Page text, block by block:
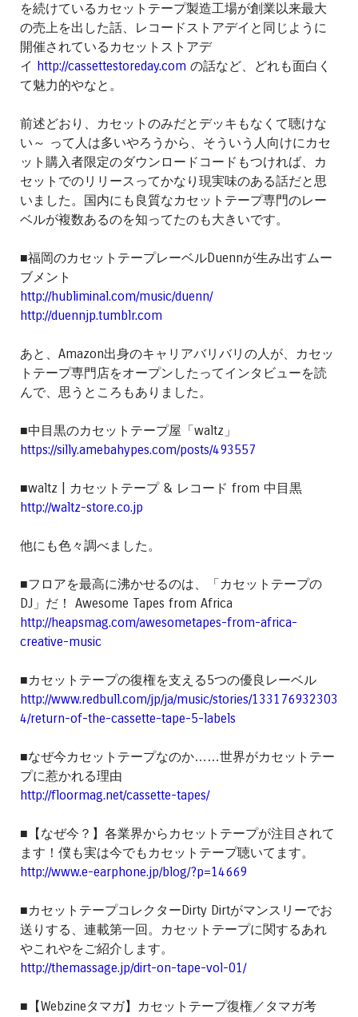
を続けているカセットテープ製造工場が創業以来最大
の売上を出した話、レコードストアデイと同じように
開催されているカセットストアデ
イ http://cassettestoreday.com の話など、どれも面白く
て魅力的やなと。
前述どおり、カセットのみだとデッキもなくて聴けな
い～ って人は多いやろうから、そういう人向けにカセ
ット購入者限定のダウンロードコードもつければ、カ
セットでのリリースってかなり現実味のある話だと思
いました。国内にも良質なカセットテープ専門のレー
ベルが複数あるのを知ってたのも大きいです。
■福岡のカセットテープレーベルDuennが生み出すムー
ブメント
http://hubliminal.com/music/duenn/
http://duennjp.tumblr.com
あと、Amazon出身のキャリアバリバリの人が、カセッ
トテープ専門店をオープンしたってインタビューを読
んで、思うところもありました。
■中目黒のカセットテープ屋「waltz」
https://silly.amebahypes.com/posts/493557
■waltz | カセットテープ & レコード from 中目黒
http://waltz-store.co.jp
他にも色々調べました。
■フロアを最高に沸かせるのは、「カセットテープの
DJ」だ！ Awesome Tapes from Africa
http://heapsmag.com/awesometapes-from-africa-
creative-music
■カセットテープの復権を支える5つの優良レーベル
http://www.redbull.com/jp/ja/music/stories/133176932303
4/return-of-the-cassette-tape-5-labels
■なぜ今カセットテープなのか……世界がカセットテー
プに惹かれる理由
http://floormag.net/cassette-tapes/
■【なぜ今？】各業界からカセットテープが注目されて
ます！僕も実は今でもカセットテープ聴いてます。
http://www.e-earphone.jp/blog/?p=14669
■カセットテープコレクターDirty Dirtがマンスリーでお
送りする、連載第一回。カセットテープに関するあれ
やこれやをご紹介します。
http://themassage.jp/dirt-on-tape-vol-01/
■【Webzineタマガ】カセットテープ復権／タマガ考